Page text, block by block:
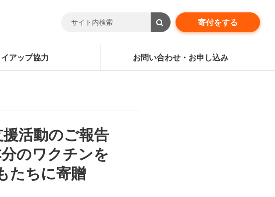
寄付をする
アップ協力 お問い合わせ・お申し込み
活動のご報告
のワクチンを
たちに寄贈